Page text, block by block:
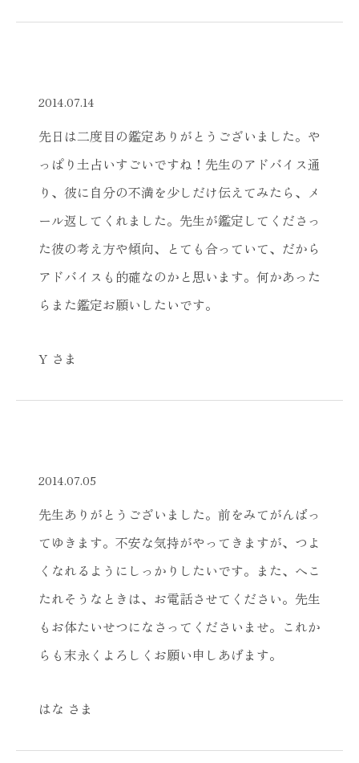
2014.07.14
先日は二度目の鑑定ありがとうございました。や
っぱり土占いすごいですね！先生のアドバイス通
り、彼に自分の不満を少しだけ伝えてみたら、メ
ール返してくれました。先生が鑑定してくださっ
た彼の考え方や傾向、とても合っていて、だから
アドバイスも的確なのかと思います。何かあった
らまた鑑定お願いしたいです。
Y さま
2014.07.05
先生ありがとうございました。前をみてがんばっ
てゆきます。不安な気持がやってきますが、つよ
くなれるようにしっかりしたいです。また、へこ
たれそうなときは、お電話させてください。先生
もお体たいせつになさってくださいませ。これか
らも末永くよろしくお願い申しあげます。
はな さま